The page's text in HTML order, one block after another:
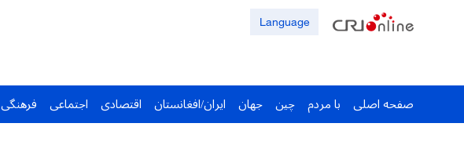
Language
صفحه اصلی با مردم چین جهان ایران/افغانستان اقتصادی اجتماعی فرهنگی